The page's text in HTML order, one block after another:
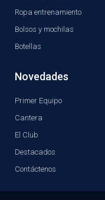
Ropa entrenamiento
Bolsos y mochilas
Botellas
Novedades
Primer Equipo
Cantera
El Club
Destacados
Contáctenos